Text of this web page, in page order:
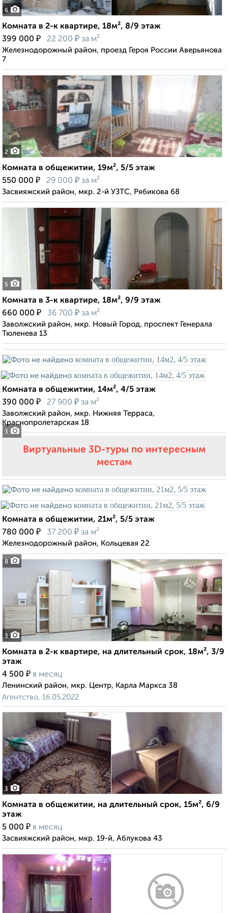
6
Комната в 2-к квартире, 18м², 8/9 этаж
399 000 ₽ 22 200 ₽ за м²
Железнодорожный район, проезд Героя России Аверьянова
7
2
Комната в общежитии, 19м², 5/5 этаж
550 000 ₽ 29 000 ₽ за м²
Засвияжский район, мкр. 2-й УЗТС, Рябикова 68
5
Комната в 3-к квартире, 18м², 9/9 этаж
660 000 ₽ 36 700 ₽ за м²
Заволжский район, мкр. Новый Город, проспект Генерала
Тюленева 13
3
Комната в общежитии, 14м², 4/5 этаж
390 000 ₽ 27 900 ₽ за м²
Заволжский район, мкр. Нижняя Терраса,
Краснопролетарская 18
Виртуальные 3D-туры по интересным
местам
8
Комната в общежитии, 21м², 5/5 этаж
780 000 ₽ 37 200 ₽ за м²
Железнодорожный район, Кольцевая 22
3
Комната в 2-к квартире, на длительный срок, 18м², 3/9
этаж
4 500 ₽ в месяц
Ленинский район, мкр. Центр, Карла Маркса 38
Агентство, 16.05.2022
3
Комната в общежитии, на длительный срок, 15м², 6/9
этаж
5 000 ₽ в месяц
Засвияжский район, мкр. 19-й, Аблукова 43